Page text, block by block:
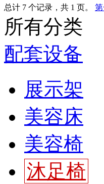
总计 7 个记录，共 1 页。
所有分类
配套设备
展示架
美容床
美容椅
沐足椅